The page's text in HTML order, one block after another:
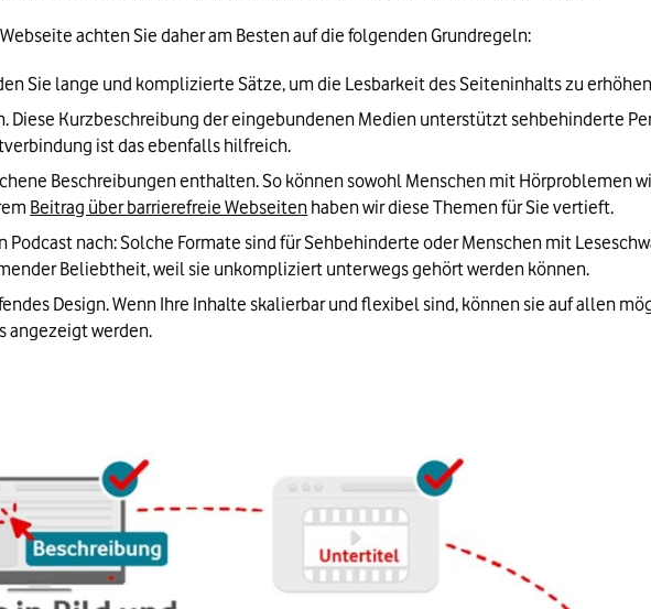
achten Sie daher am Besten auf die folgenden Grundregeln:
Sie lange und komplizierte Sätze, um die Lesbarkeit des Seiteninhalts zu
Diese Kurzbeschreibung der eingebundenen Medien unterstützt sehbehinderte
ist das ebenfalls hilfreich.
Beschreibungen enthalten. So können sowohl Menschen mit Hörproblemen
Beitrag über barrierefreie Webseiten haben wir diese Themen für Sie vertieft.
Podcast nach: Solche Formate sind für Sehbehinderte oder Menschen mit
Beliebtheit, weil sie unkompliziert unterwegs gehört werden können.
Design. Wenn Ihre Inhalte skalierbar und flexibel sind, können sie auf allen
angezeigt werden.